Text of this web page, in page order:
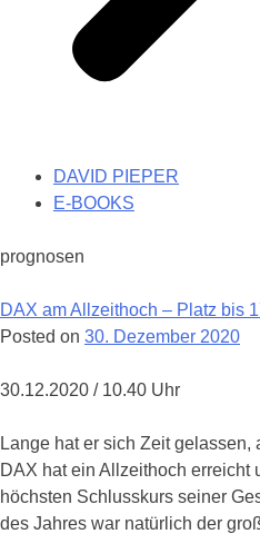
DAVID PIEPER
E-BOOKS
prognosen
DAX am Allzeithoch – Platz bis
Posted on 30. Dezember 2020
30.12.2020 / 10.40 Uhr
Lange hat er sich Zeit
DAX hat ein Allzeithoch erreicht
höchsten Schlusskurs seiner
des Jahres war natürlich der